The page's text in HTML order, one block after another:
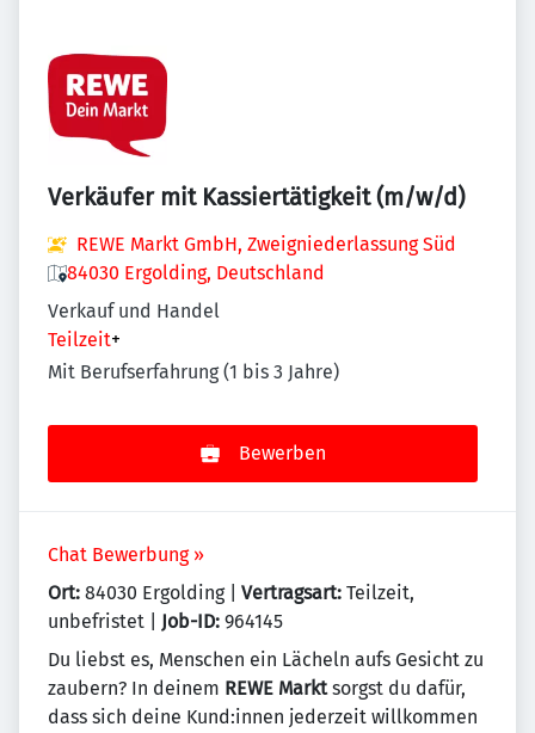
Verkäufer mit Kassiertätigkeit (m/w/d)
REWE Markt GmbH, Zweigniederlassung Süd
84030 Ergolding, Deutschland
Verkauf und Handel
Teilzeit+
Mit Berufserfahrung (1 bis 3 Jahre)
Bewerben
Chat Bewerbung »
Ort: 84030 Ergolding | Vertragsart: Teilzeit,
unbefristet | Job-ID: 964145
Du liebst es, Menschen ein Lächeln aufs Gesicht zu
zaubern? In deinem REWE Marktsorgst du dafür,
dass sich deine Kund:innen jederzeit willkommen